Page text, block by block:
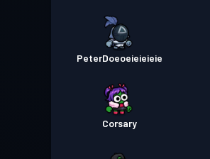
PeterDoeoeieieieie
Corsary